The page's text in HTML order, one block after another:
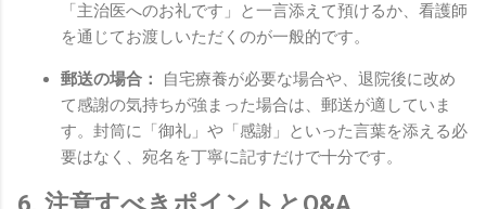
「主治医へのお礼です」と一言添えて預けるか、看護師
を通じてお渡しいただくのが一般的です。
郵送の場合：
自宅療養が必要な場合や、退院後に改め
て感謝の気持ちが強まった場合は、郵送が適していま
す。封筒に「御礼」や「感謝」といった言葉を添える必
要はなく、宛名を丁寧に記すだけで十分です。